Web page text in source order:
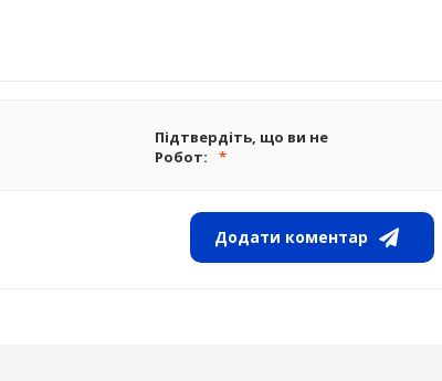
Підтвердіть, що ви не
Робот:
Додати коментар